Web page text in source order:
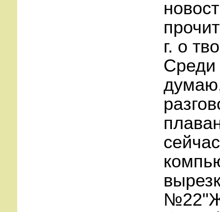
г. о
Среди